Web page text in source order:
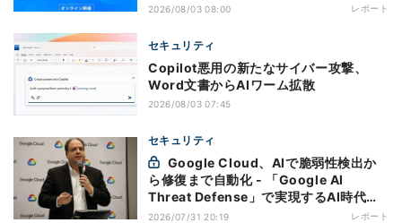
2026/08/03 08:00 レポート
セキュリティ
Copilot悪用の新たなサイバー攻撃、
Word文書からAIワーム拡散
2026/08/03 07:45
セキュリティ
ら修復まで自動化 - 「Google AI
Threat Defense」で実現するAI時代の
防御戦略
2026/07/31 20:19 レポート